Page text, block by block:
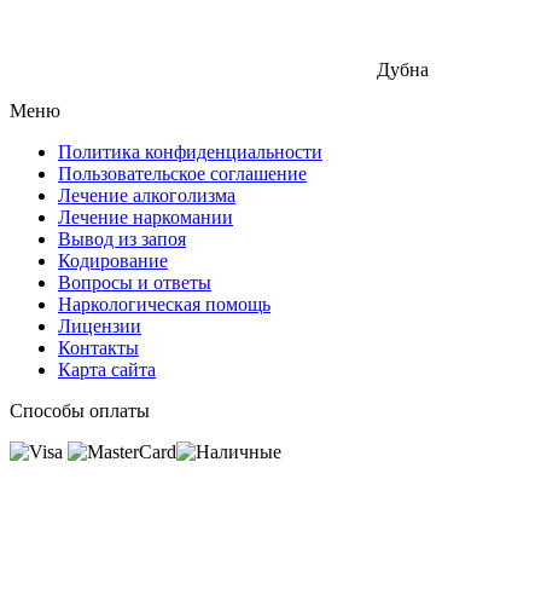
Дубна
Меню
Политика конфиденциальности
Пользовательское соглашение
Лечение алкоголизма
Лечение наркомании
Вывод из запоя
Кодирование
Вопросы и ответы
Наркологическая помощь
Лицензии
Контакты
Карта сайта
Способы оплаты